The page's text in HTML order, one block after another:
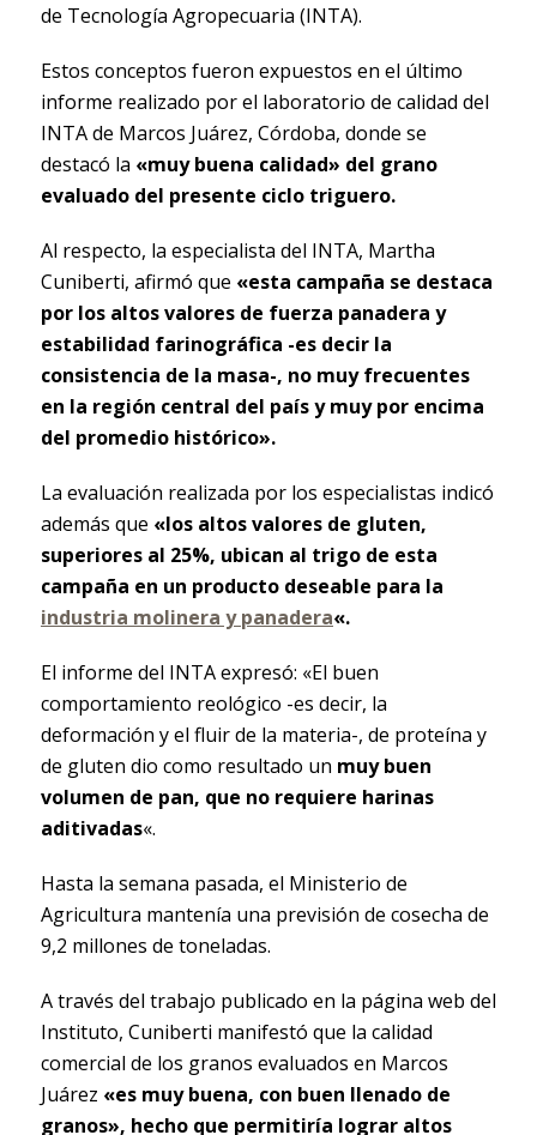
de Tecnología Agropecuaria (INTA).
Estos conceptos fueron expuestos en el último
informe realizado por el laboratorio de calidad del
INTA de Marcos Juárez, Córdoba, donde se
destacó la «muy buena calidad» del grano
evaluado del presente ciclo triguero.
Al respecto, la especialista del INTA, Martha
Cuniberti, afirmó que «esta campaña se destaca
por los altos valores de fuerza panadera y
estabilidad farinográfica -es decir la
consistencia de la masa-, no muy frecuentes
en la región central del país y muy por encima
del promedio histórico».
La evaluación realizada por los especialistas indicó
además que «los altos valores de gluten,
superiores al 25%, ubican al trigo de esta
campaña en un producto deseable para la
industria molinera y panadera«.
El informe del INTA expresó: «El buen
comportamiento reológico -es decir, la
deformación y el fluir de la materia-, de proteína y
de gluten dio como resultado un muy buen
volumen de pan, que no requiere harinas
aditivadas«.
Hasta la semana pasada, el Ministerio de
Agricultura mantenía una previsión de cosecha de
9,2 millones de toneladas.
A través del trabajo publicado en la página web del
Instituto, Cuniberti manifestó que la calidad
comercial de los granos evaluados en Marcos
Juárez «es muy buena, con buen llenado de
granos», hecho que permitiría lograr altos